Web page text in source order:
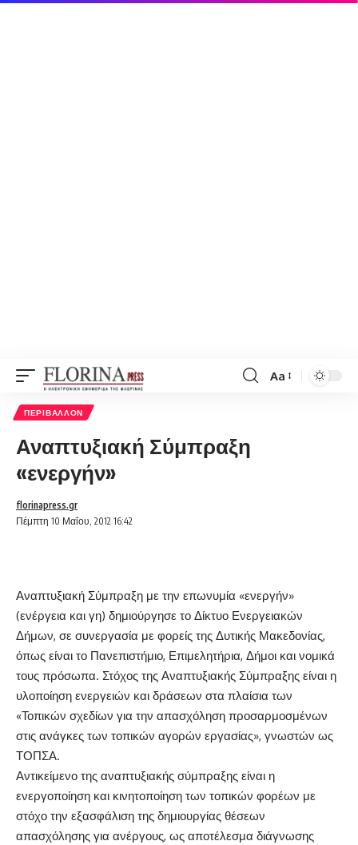
Font
Aa
ΠΕΡΙΒΆΛΛΟΝ
Αναπτυξιακή Σύμπραξη
«ενεργήν»
Πέμπτη 10 Μαΐου, 2012 16:42
florinapress.gr
Αναπτυξιακή Σύμπραξη με την επωνυμία «ενεργήν»
(ενέργεια και γη) δημιούργησε το Δίκτυο Ενεργειακών
Δήμων, σε συνεργασία με φορείς της Δυτικής Μακεδονίας,
όπως είναι το Πανεπιστήμιο, Επιμελητήρια, Δήμοι και νομικά
τους πρόσωπα. Στόχος της Αναπτυξιακής Σύμπραξης είναι η
υλοποίηση ενεργειών και δράσεων στα πλαίσια των
«Τοπικών σχεδίων για την απασχόληση προσαρμοσμένων
στις ανάγκες των τοπικών αγορών εργασίας», γνωστών ως
ΤΟΠΣΑ.
Αντικείμενο της αναπτυξιακής σύμπραξης είναι η
ενεργοποίηση και κινητοποίηση των τοπικών φορέων με
στόχο την εξασφάλιση της δημιουργίας θέσεων
απασχόλησης για ανέργους, ως αποτέλεσμα διάγνωσης